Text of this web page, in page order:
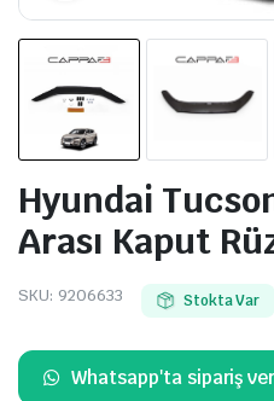
Hyundai
Arası Kaput
SKU: 9206633 Stokta Var
Whatsapp'ta sipariş